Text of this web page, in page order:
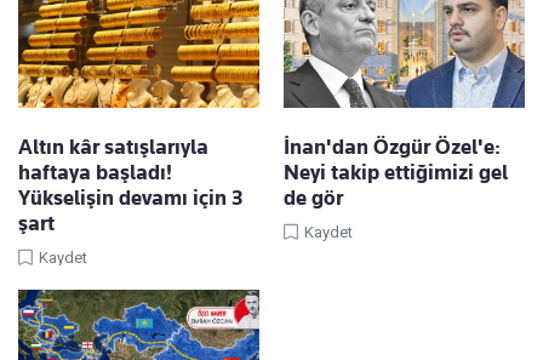
Altın kâr satışlarıyla
haftaya başladı!
Yükselişin devamı için 3
şart
Kaydet
İnan'dan Özgür Özel'e:
Neyi takip ettiğimizi gel
de gör
Kaydet